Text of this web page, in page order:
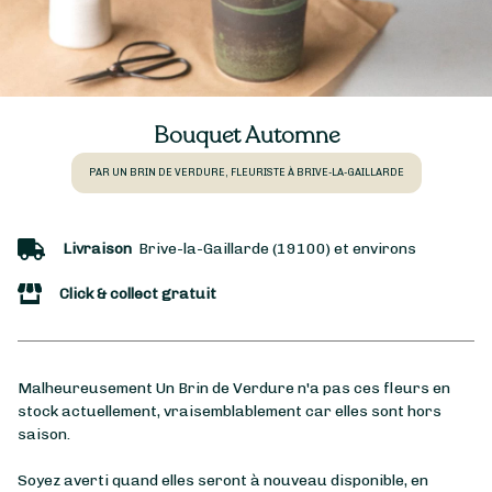
Bouquet Automne
PAR UN BRIN DE VERDURE, FLEURISTE À BRIVE-LA-GAILLARDE
Livraison Brive-la-Gaillarde (19100) et environs
Click & collect gratuit
Malheureusement Un Brin de Verdure n'a pas ces fleurs en
stock actuellement, vraisemblablement car elles sont hors
saison.
Soyez averti quand elles seront à nouveau disponible, en